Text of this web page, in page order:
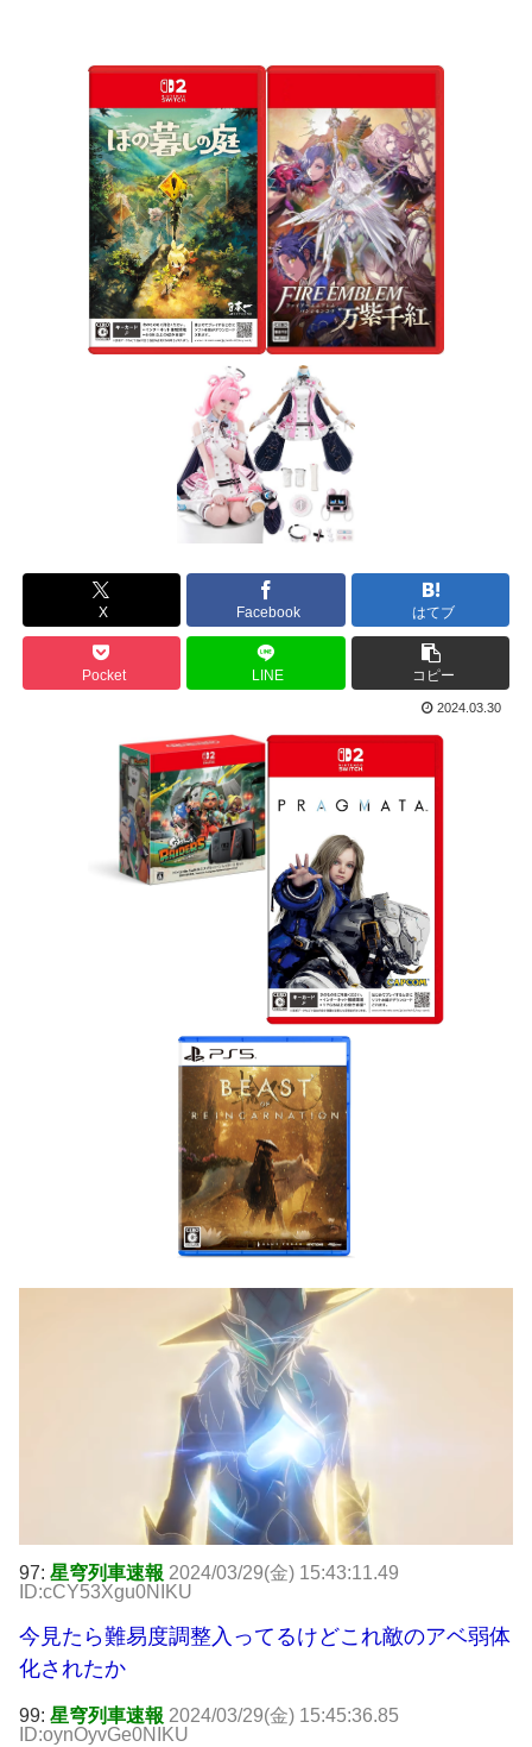
X Facebook はてブ
Pocket LINE コピー
2024.03.30
97: 星穹列車速報 2024/03/29(金) 15:43:11.49
ID:cCY53Xgu0NIKU
今見たら難易度調整入ってるけどこれ敵のアベ弱体
化されたか
99: 星穹列車速報 2024/03/29(金) 15:45:36.85
ID:oynOyvGe0NIKU